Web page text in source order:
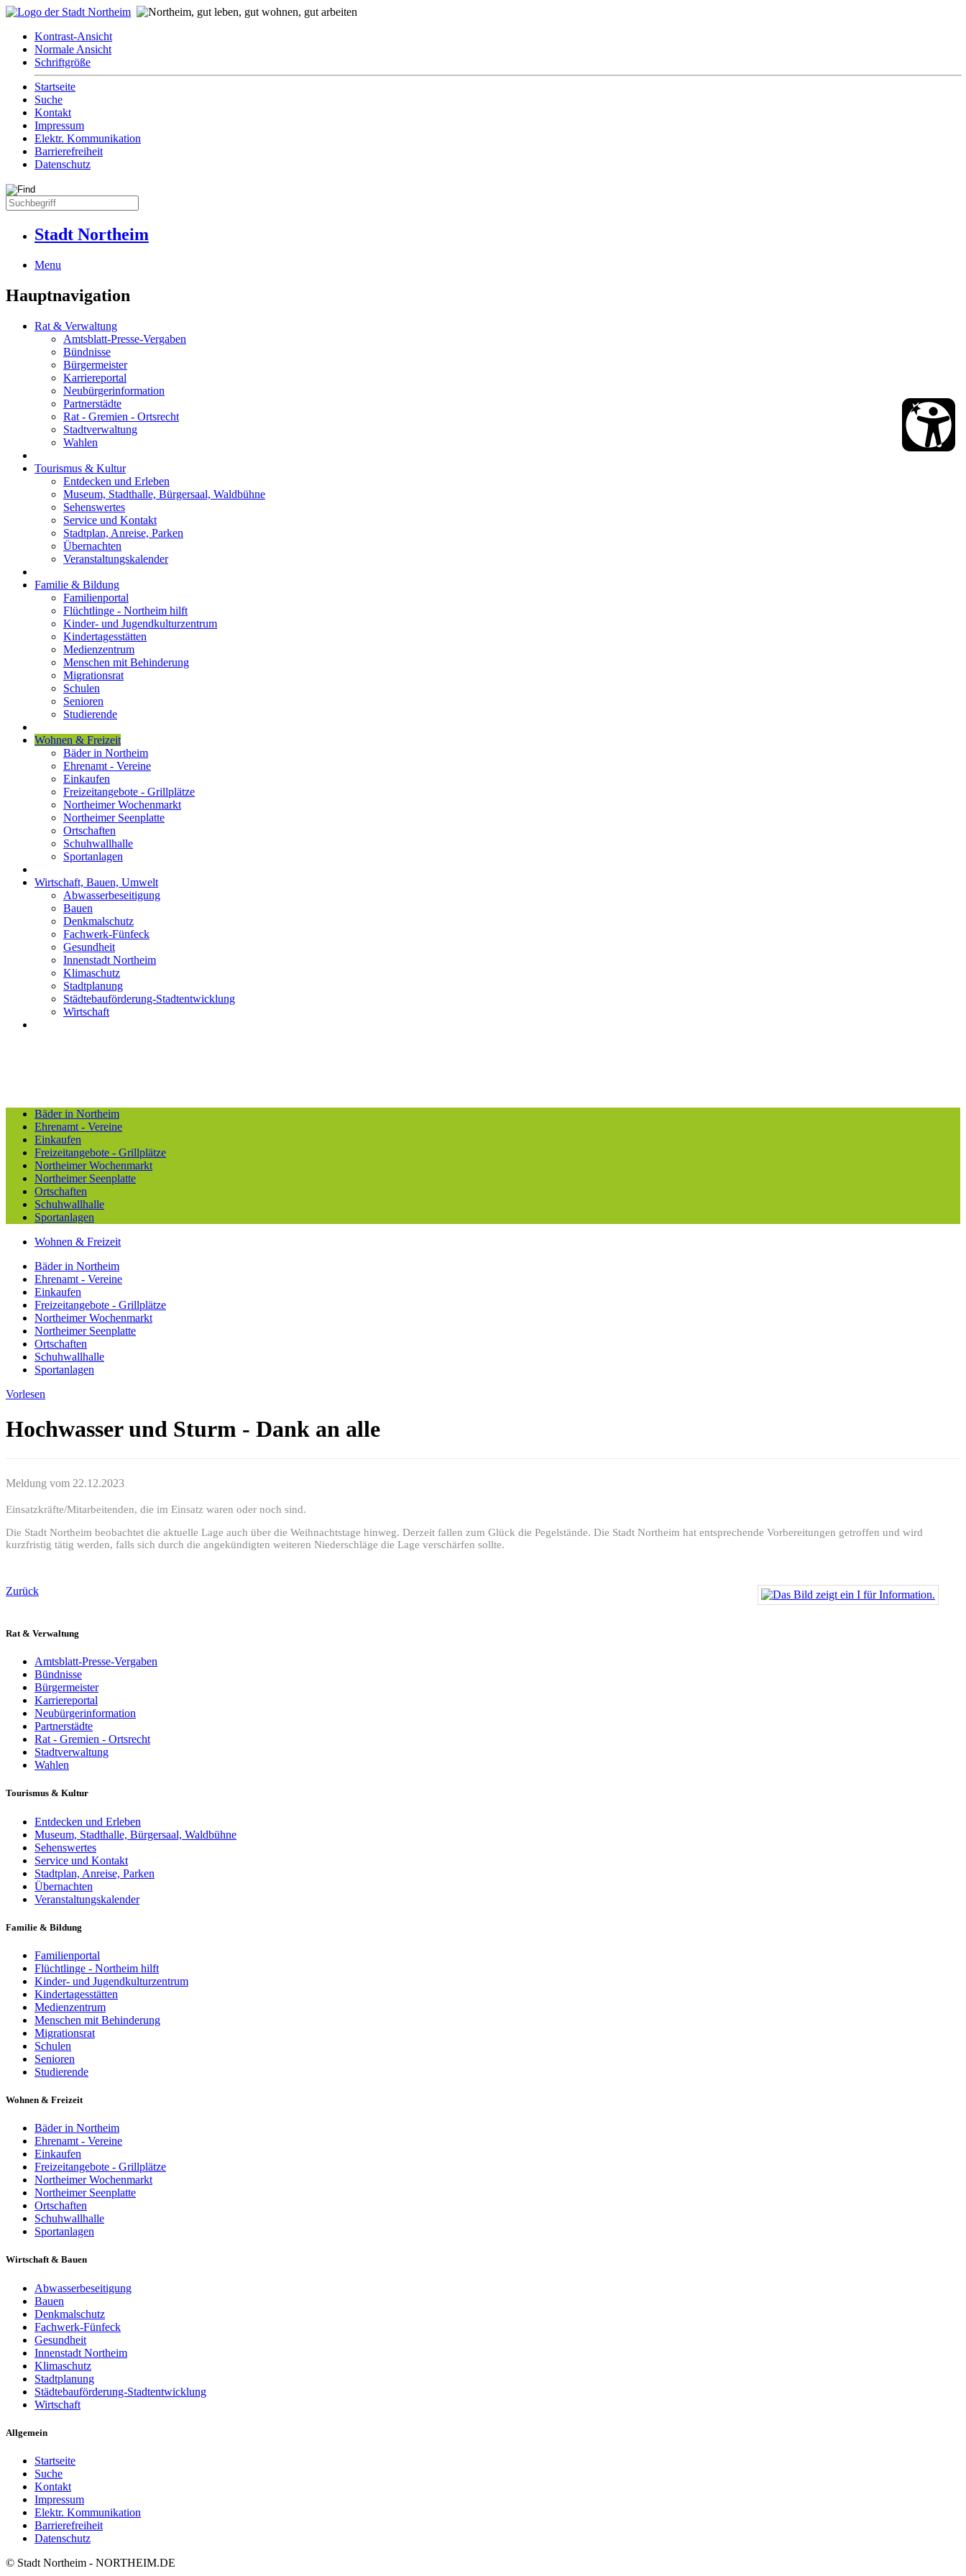
Kontrast-Ansicht
Normale Ansicht
Schriftgröße
Startseite
Suche
Kontakt
Impressum
Elektr. Kommunikation
Barrierefreiheit
Datenschutz
Stadt Northeim
Menu
Hauptnavigation
Rat & Verwaltung
Amtsblatt-Presse-Vergaben
Bündnisse
Bürgermeister
Karriereportal
Neubürgerinformation
Partnerstädte
Rat - Gremien - Ortsrecht
Stadtverwaltung
Wahlen
Tourismus & Kultur
Entdecken und Erleben
Museum, Stadthalle, Bürgersaal, Waldbühne
Sehenswertes
Service und Kontakt
Stadtplan, Anreise, Parken
Übernachten
Veranstaltungskalender
Familie & Bildung
Familienportal
Flüchtlinge - Northeim hilft
Kinder- und Jugendkulturzentrum
Kindertagesstätten
Medienzentrum
Menschen mit Behinderung
Migrationsrat
Schulen
Senioren
Studierende
Wohnen & Freizeit
Bäder in Northeim
Ehrenamt - Vereine
Einkaufen
Freizeitangebote - Grillplätze
Northeimer Wochenmarkt
Northeimer Seenplatte
Ortschaften
Schuhwallhalle
Sportanlagen
Wirtschaft, Bauen, Umwelt
Abwasserbeseitigung
Bauen
Denkmalschutz
Fachwerk-Fünfeck
Gesundheit
Innenstadt Northeim
Klimaschutz
Stadtplanung
Städtebauförderung-Stadtentwicklung
Wirtschaft
Bäder in Northeim
Ehrenamt - Vereine
Einkaufen
Freizeitangebote - Grillplätze
Northeimer Wochenmarkt
Northeimer Seenplatte
Ortschaften
Schuhwallhalle
Sportanlagen
Wohnen & Freizeit
Bäder in Northeim
Ehrenamt - Vereine
Einkaufen
Freizeitangebote - Grillplätze
Northeimer Wochenmarkt
Northeimer Seenplatte
Ortschaften
Schuhwallhalle
Sportanlagen
Vorlesen
Hochwasser und Sturm - Dank an alle
Meldung vom 22.12.2023
Einsatzkräfte/Mitarbeitenden, die im Einsatz waren oder noch sind.
Die Stadt Northeim beobachtet die aktuelle Lage auch über die Weihnachtstage hinweg. Derzeit fallen zum Glück die Pegelstände. Die Stadt Northeim hat entsprechende Vorbereitungen getroffen und wird
kurzfristig tätig werden, falls sich durch die angekündigten weiteren Niederschläge die Lage verschärfen sollte.
Zurück
Rat & Verwaltung
Amtsblatt-Presse-Vergaben
Bündnisse
Bürgermeister
Karriereportal
Neubürgerinformation
Partnerstädte
Rat - Gremien - Ortsrecht
Stadtverwaltung
Wahlen
Tourismus & Kultur
Entdecken und Erleben
Museum, Stadthalle, Bürgersaal, Waldbühne
Sehenswertes
Service und Kontakt
Stadtplan, Anreise, Parken
Übernachten
Veranstaltungskalender
Familie & Bildung
Familienportal
Flüchtlinge - Northeim hilft
Kinder- und Jugendkulturzentrum
Kindertagesstätten
Medienzentrum
Menschen mit Behinderung
Migrationsrat
Schulen
Senioren
Studierende
Wohnen & Freizeit
Bäder in Northeim
Ehrenamt - Vereine
Einkaufen
Freizeitangebote - Grillplätze
Northeimer Wochenmarkt
Northeimer Seenplatte
Ortschaften
Schuhwallhalle
Sportanlagen
Wirtschaft & Bauen
Abwasserbeseitigung
Bauen
Denkmalschutz
Fachwerk-Fünfeck
Gesundheit
Innenstadt Northeim
Klimaschutz
Stadtplanung
Städtebauförderung-Stadtentwicklung
Wirtschaft
Allgemein
Startseite
Suche
Kontakt
Impressum
Elektr. Kommunikation
Barrierefreiheit
Datenschutz
© Stadt Northeim - NORTHEIM.DE